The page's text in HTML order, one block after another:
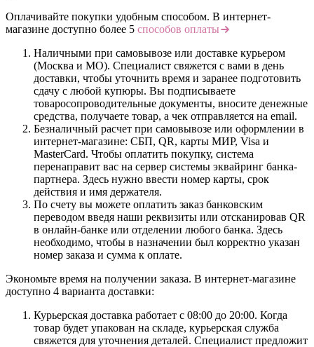
Оплачивайте покупки удобным способом. В интернет-
магазине доступно более 5 способов оплаты
Наличными при самовывозе или доставке курьером
(Москва и МО). Специалист свяжется с вами в день
доставки, чтобы уточнить время и заранее подготовить
сдачу с любой купюры. Вы подписываете
товаросопроводительные документы, вносите денежные
средства, получаете товар, а чек отправляется на email.
Безналичный расчет при самовывозе или оформлении в
интернет-магазине: СБП, QR, карты МИР, Visa и
MasterCard. Чтобы оплатить покупку, система
перенаправит вас на сервер системы эквайринг банка-
партнера. Здесь нужно ввести номер карты, срок
действия и имя держателя.
По счету вы можете оплатить заказ банковским
переводом введя наши реквизиты или отсканировав QR
в онлайн-банке или отделении любого банка. Здесь
необходимо, чтобы в назначении был корректно указан
номер заказа и сумма к оплате.
Экономьте время на получении заказа. В интернет-магазине
доступно 4 варианта доставки:
Курьерская доставка работает с 08:00 до 20:00. Когда
товар будет упакован на складе, курьерская служба
свяжется для уточнения деталей. Специалист предложит